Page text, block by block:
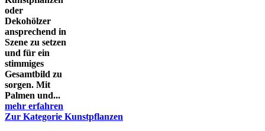
oder
Dekohölzer
ansprechend in
Szene zu setzen
und für ein
stimmiges
Gesamtbild zu
sorgen. Mit
Palmen und...
mehr erfahren
Zur Kategorie Kunstpflanzen